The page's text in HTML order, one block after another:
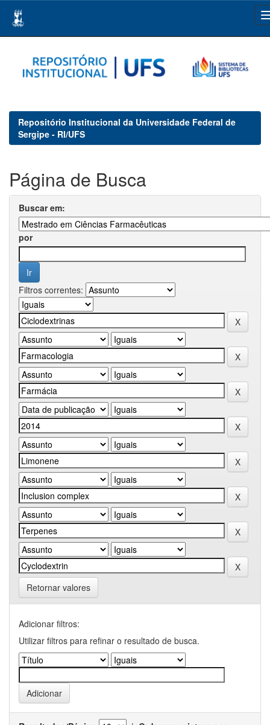
navigation
Repositório Institucional da Universidade Federal de
Sergipe - RI/UFS
Página de Busca
Buscar em:
por
Filtros correntes:
Retornar valores
Adicionar filtros:
Utilizar filtros para refinar o resultado de busca.